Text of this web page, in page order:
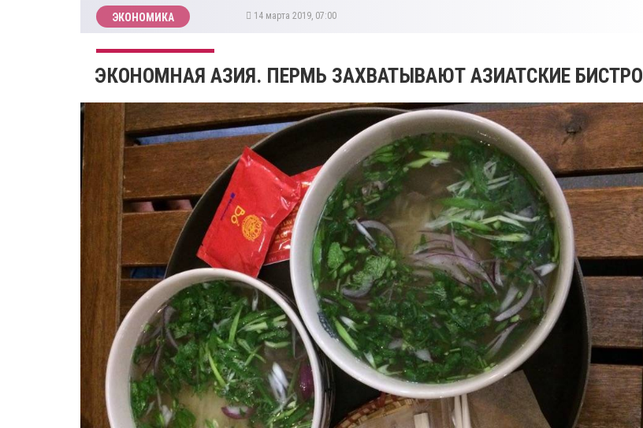
ЭКОНОМИКА 14 марта 2019, 07:00
ЭКОНОМНАЯ АЗИЯ. ПЕРМЬ ЗАХВАТЫВАЮТ АЗИАТСКИЕ БИСТРО